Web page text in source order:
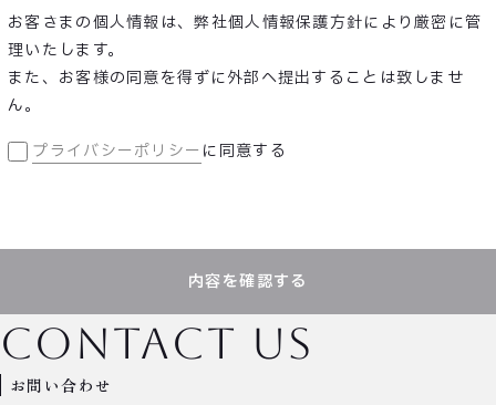
お客さまの個人情報は、弊社個人情報保護方針により厳密に管
理いたします。
また、お客様の同意を得ずに外部へ提出することは致しませ
ん。
プライバシーポリシー に同意する
内容を確認する
お問い合わせ
contact us